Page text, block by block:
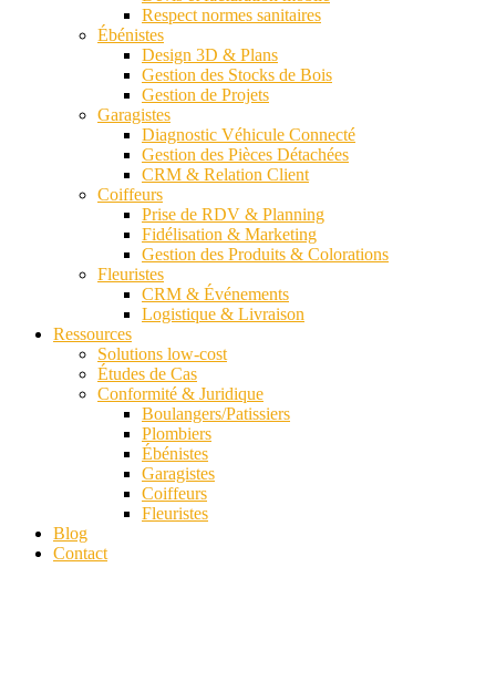
Respect normes sanitaires
Ébénistes
Design 3D & Plans
Gestion des Stocks de Bois
Gestion de Projets
Garagistes
Diagnostic Véhicule Connecté
Gestion des Pièces Détachées
CRM & Relation Client
Coiffeurs
Prise de RDV & Planning
Fidélisation & Marketing
Gestion des Produits & Colorations
Fleuristes
CRM & Événements
Logistique & Livraison
Ressources
Solutions low-cost
Études de Cas
Conformité & Juridique
Boulangers/Patissiers
Plombiers
Ébénistes
Garagistes
Coiffeurs
Fleuristes
Blog
Contact